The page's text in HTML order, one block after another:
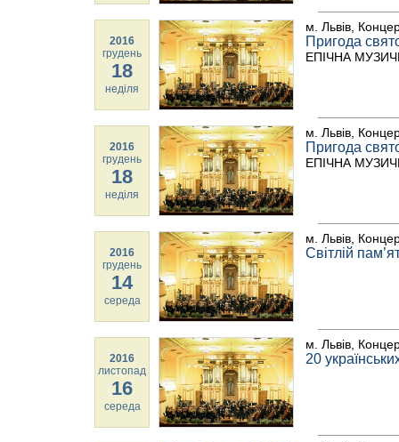
2016
грудень
18
неділя
м. Львів,
Пригода
ЕПІЧНА
2016
грудень
18
неділя
м. Львів,
Пригода
ЕПІЧНА
2016
грудень
14
середа
м. Львів,
Світлій
2016
листопад
16
середа
м. Львів,
20